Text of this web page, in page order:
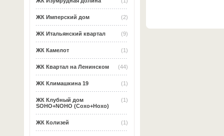
(2)
ЖК Имперский дом
(9)
ЖК Итальянский квартал
(1)
ЖК Камелот
(44)
ЖК Квартал на Ленинском
(1)
ЖК Климашкина 19
(1)
ЖК Клубный дом
SOHO+NOHO (Сохо+Нохо)
(1)
ЖК Колизей